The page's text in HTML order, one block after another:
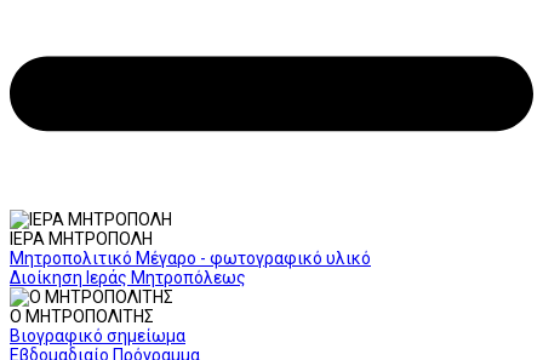
ΙΕΡΑ ΜΗΤΡΟΠΟΛΗ
Μητροπολιτικό Μέγαρο - φωτογραφικό υλικό
Διοίκηση Ιεράς Μητροπόλεως
Ο ΜΗΤΡΟΠΟΛΙΤΗΣ
Βιογραφικό σημείωμα
Εβδομαδιαίο Πρόγραμμα